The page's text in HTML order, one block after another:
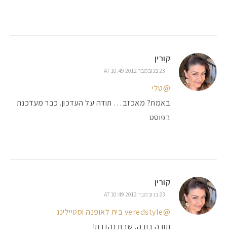
קורין
23 בנובמבר 2012 AT 10:49
@טלי
באמת? מאכזב… תודה על העדכון. כבר מעדכנת
בפוסט
קורין
23 בנובמבר 2012 AT 10:49
@veredstyle בית לאופנה וסטיילינג
תודה בובה. שבת נהדרת!